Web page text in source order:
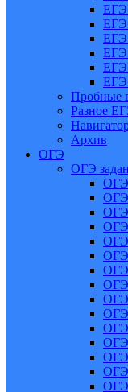
ЕГЭ
ЕГЭ
ЕГЭ
ЕГЭ
ЕГЭ
ЕГЭ
Пробные
Разное
Архив
ОГЭ
ОГЭ
ОГЭ
ОГЭ
ОГЭ
ОГЭ
ОГЭ
ОГЭ
ОГЭ
ОГЭ
ОГЭ
ОГЭ
ОГЭ
ОГЭ
ОГЭ
ОГЭ
ОГЭ